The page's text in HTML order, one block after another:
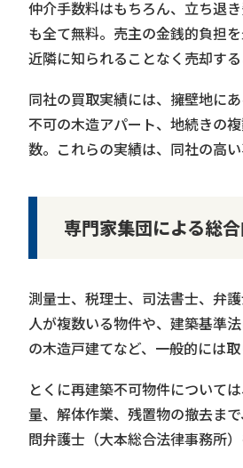
仲介手数料はもちろん、立ち退
も全て無料。売主の金銭的負担
近隣に知られることなく売却する
同社の買取実績には、擁壁地に
不可の木造アパート、地続きの
数。これらの実績は、同社の高
専門家集団による総
測量士、税理士、司法書士、弁
人が複数いる物件や、建築基準
の木造戸建てなど、一般的には
とくに再建築不可物件について
量、解体作業、残置物の撤去ま
問弁護士（大本総合法律事務所